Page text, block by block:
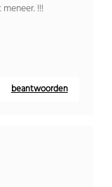
!!!
beantwoorden